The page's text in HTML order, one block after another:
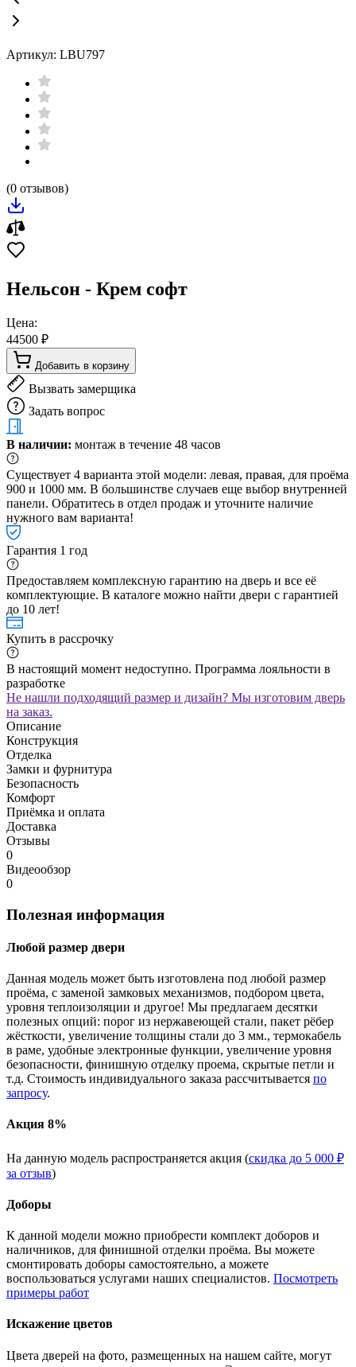
Артикул: LBU797
(0 отзывов)
Нельсон - Крем софт
Цена:
44500 ₽
Добавить в корзину
Вызвать замерщика
Задать вопрос
В наличии: монтаж в течение 48 часов
Существует 4 варианта этой модели: левая, правая, для проёма
900 и 1000 мм. В большинстве случаев еще выбор внутренней
панели. Обратитесь в отдел продаж и уточните наличие
нужного вам варианта!
Гарантия 1 год
Предоставляем комплексную гарантию на дверь и все её
комплектующие. В каталоге можно найти двери с гарантией
до 10 лет!
Купить в рассрочку
В настоящий момент недоступно. Программа лояльности в
разработке
Не нашли подходящий размер и дизайн? Мы изготовим дверь
на заказ.
Описание
Конструкция
Отделка
Замки и фурнитура
Безопасность
Комфорт
Приёмка и оплата
Доставка
Отзывы
0
Видеообзор
0
Полезная информация
Любой размер двери
Данная модель может быть изготовлена под любой размер
проёма, с заменой замковых механизмов, подбором цвета,
уровня теплоизоляции и другое! Мы предлагаем десятки
полезных опций: порог из нержавеющей стали, пакет рёбер
жёсткости, увеличение толщины стали до 3 мм., термокабель
в раме, удобные электронные функции, увеличение уровня
безопасности, финишную отделку проема, скрытые петли и
т.д. Стоимость индивидуального заказа рассчитывается по
запросу.
Акция 8%
На данную модель распространяется акция (скидка до 5 000 ₽
за отзыв)
Доборы
К данной модели можно приобрести комплект доборов и
наличников, для финишной отделки проёма. Вы можете
смонтировать доборы самостоятельно, а можете
воспользоваться услугами наших специалистов. Посмотреть
примеры работ
Искажение цветов
Цвета дверей на фото, размещенных на нашем сайте, могут